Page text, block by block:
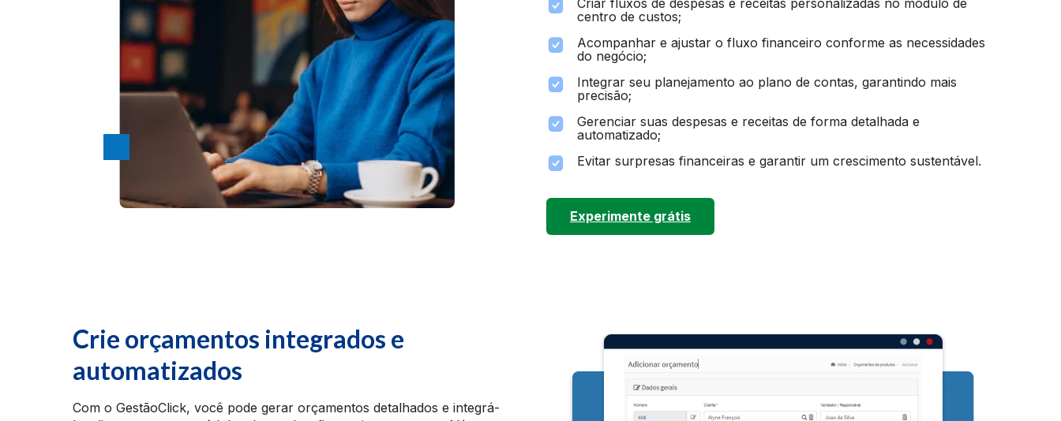
Criar fluxos de despesas e receitas personalizadas no módulo de
centro de custos;
Acompanhar e ajustar o fluxo financeiro conforme as necessidades
do negócio;
Integrar seu planejamento ao plano de contas, garantindo mais
precisão;
Gerenciar suas despesas e receitas de forma detalhada e
automatizado;
Evitar surpresas financeiras e garantir um crescimento sustentável.
Experimente grátis
Crie orçamentos integrados e
automatizados
Com o GestãoClick, você pode gerar orçamentos detalhados e integrá-